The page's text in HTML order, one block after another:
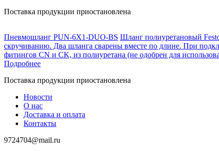
Поставка продукции приостановлена
Пневмошланг PUN-6X1-DUO-BS Шланг полиуретановый
скручиванию. Два шланга сварены вместе по длине. При
фитингов CN и CK, из полиуретана (не одобрен для
Подробнее
Поставка продукции приостановлена
Новости
О нас
Доставка и оплата
Контакты
9724704@mail.ru